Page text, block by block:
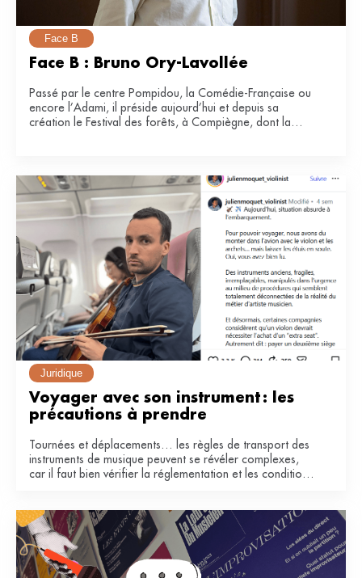
Face B
Face B : Bruno Ory-Lavollée
Passé par le centre Pompidou, la Comédie-Française ou
encore l’Adami, il préside aujourd’hui et depuis sa
création le Festival des forêts, à Compiègne, dont la
Juridique
Voyager avec son instrument : les
précautions à prendre
Tournées et déplacements… les règles de transport des
instruments de musique peuvent se révéler complexes,
car il faut bien vérifier la réglementation et les conditions